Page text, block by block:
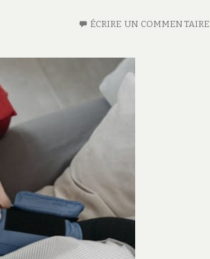
ÉCRIRE UN COMMENTAIRE